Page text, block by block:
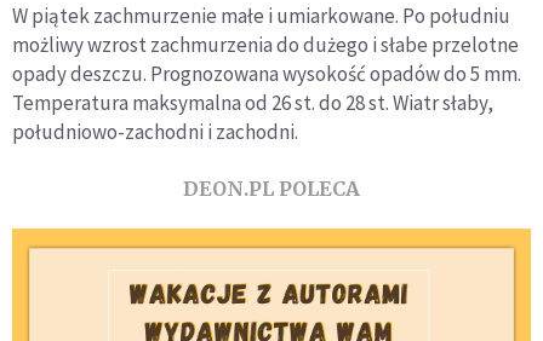
W piątek zachmurzenie małe i umiarkowane. Po południu
możliwy wzrost zachmurzenia do dużego i słabe przelotne
opady deszczu. Prognozowana wysokość opadów do 5 mm.
Temperatura maksymalna od 26 st. do 28 st. Wiatr słaby,
południowo-zachodni i zachodni.
DEON.PL POLECA